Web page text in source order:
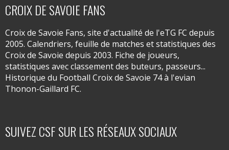
CROIX DE SAVOIE FANS
Croix de Savoie Fans, site d'actualité de l'eTG FC depuis
2005. Calendriers, feuille de matches et statistiques des
Croix de Savoie depuis 2003. Fiche de joueurs,
statistiques avec classement des buteurs, passeurs...
Historique du Football Croix de Savoie 74 à l'evian
Thonon-Gaillard FC.
SUIVEZ CSF SUR LES RÉSEAUX SOCIAUX